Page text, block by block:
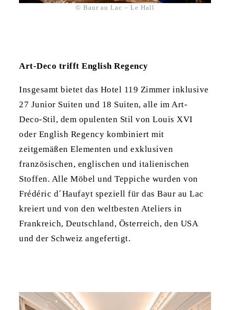
© Baur au Lac – Le Hall
Art-Deco trifft English Regency
Insgesamt bietet das Hotel 119 Zimmer inklusive
27 Junior Suiten und 18 Suiten, alle im Art-
Deco-Stil, dem opulenten Stil von Louis XVI
oder English Regency kombiniert mit
zeitgemäßen Elementen und exklusiven
französischen, englischen und italienischen
Stoffen. Alle Möbel und Teppiche wurden von
Frédéric d´Haufayt speziell für das Baur au Lac
kreiert und von den weltbesten Ateliers in
Frankreich, Deutschland, Österreich, den USA
und der Schweiz angefertigt.